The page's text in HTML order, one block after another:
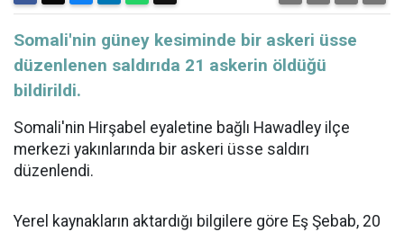
Somali'nin güney kesiminde bir askeri üsse
düzenlenen saldırıda 21 askerin öldüğü
bildirildi.
Somali'nin Hirşabel eyaletine bağlı Hawadley ilçe
merkezi yakınlarında bir askeri üsse saldırı
düzenlendi.
Yerel kaynakların aktardığı bilgilere göre Eş Şebab, 20